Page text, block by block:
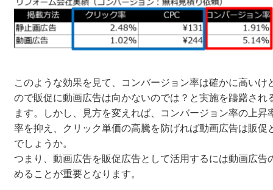
このような効果を見て、コンバージョン率は確かに高い
ので販促に動画広告は向かないのでは？と実施を躊躇され
ます。しかし、見方を変えれば、コンバージョン率の上
率を抑え、クリック単価の高騰を防げれば動画広告は販促
でしょうか。
つまり、動画広告を販促広告として活用するには動画広告
めることが重要となります。